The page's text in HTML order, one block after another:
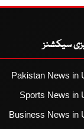
سیکشنز
Pakistan News in
Sports News in
Business News in